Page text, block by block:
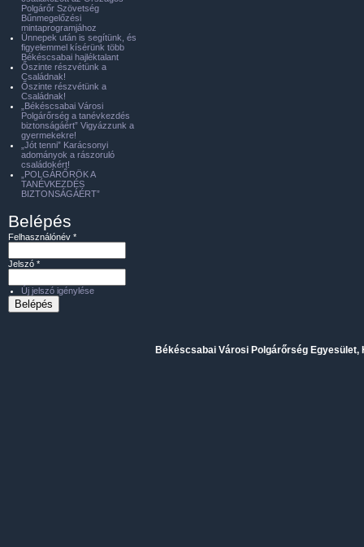
Polgárőr Szövetség
Bűnmegelőzési
mintaprogramjához
Ünnepek után is segítünk, és
figyelemmel kísérünk több
Békéscsabai hajléktalant
Őszinte részvétünk a
Családnak!
Őszinte részvétünk a
Családnak!
„Békéscsabai Városi
Polgárőrség a tanévkezdés
biztonságáért” Vigyázzunk a
gyermekekre!
„Jót tenni” Karácsonyi
adományok a rászoruló
családokért!
„POLGÁRŐRÖK A
TANÉVKEZDÉS
BIZTONSÁGÁÉRT”
Belépés
Felhasználónév *
Jelszó *
Új jelszó igénylése
Békéscsabai Városi Polgárőrség Egyesület,